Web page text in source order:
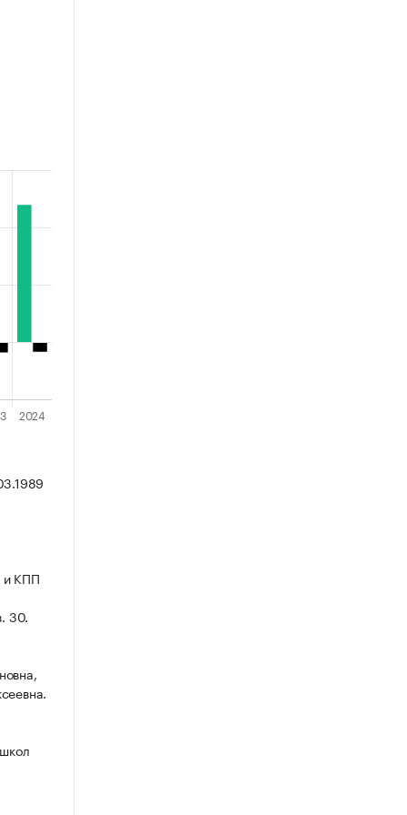
и КПП
30.